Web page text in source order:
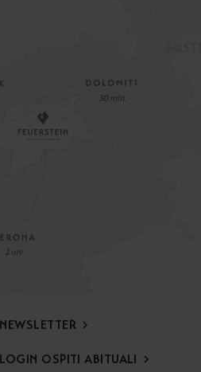
NEWSLETTER
LOGIN OSPITI ABITUALI